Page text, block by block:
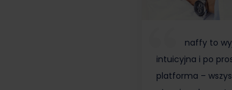
naffy to
intuicyjna i po
platforma –